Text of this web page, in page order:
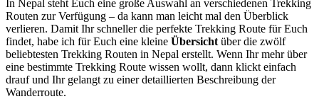
In Nepal steht Euch eine große Auswahl an verschiedenen Trekking
Routen zur Verfügung – da kann man leicht mal den Überblick
verlieren. Damit Ihr schneller die perfekte Trekking Route für Euch
findet, habe ich für Euch eine kleine Übersicht über die zwölf
beliebtesten Trekking Routen in Nepal erstellt. Wenn Ihr mehr über
eine bestimmte Trekking Route wissen wollt, dann klickt einfach
drauf und Ihr gelangt zu einer detaillierten Beschreibung der
Wanderroute.